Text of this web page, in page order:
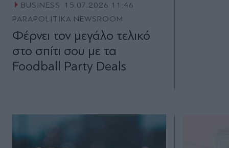
BUSINESS
15.07.2026 11:46
PARAPOLITIKA NEWSROOM
Φέρνει τον μεγάλο τελικό
στο σπίτι σου με τα
Foodball Party Deals